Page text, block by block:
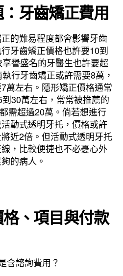
牙齒矯正費用
的難易程度都會影響牙齒
牙齒矯正價格也許要10到
譽盛名的牙醫生也許要超
行牙齒矯正或許需要8萬，
萬左右。隱形矯正價格通常
30萬左右，常常被推薦的
需超過20萬。倘若想進行
動式透明牙托，價格或許
近2倍。但活動式透明牙托
，比較便捷也不必憂心外
的病人。
、項目與付款
含諮詢費用？